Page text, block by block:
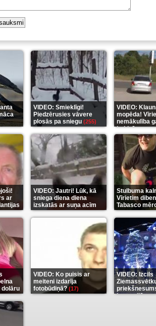
VIDEO: Smieklīgi!
Piedzērusies vāvere
plosās pa sniegu (255)
VIDEO:
mopēda!
nemākulība
beidzās ar
(289)
ar
VIDEO: Jautri! Lūk, kā
sniega diena diena
izskatās ar suņa acīm
(6)
Stulbuma
Vīrietim
Tabasco
(7)
VIDEO: Ko puisis ar
meiteni izdarīja
fotobūdiņā?(17)
VIDEO: Izcils
karu stilā(7)